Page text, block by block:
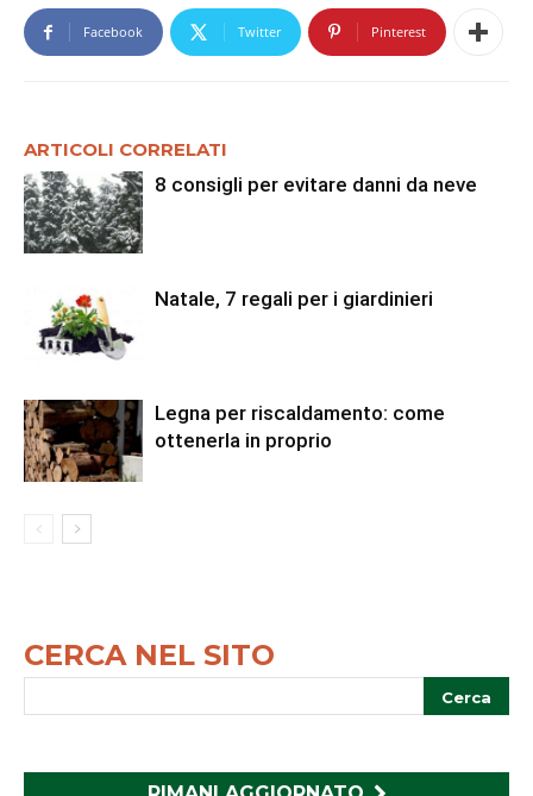
Facebook Twitter Pinterest
ARTICOLI CORRELATI
8 consigli per evitare danni da neve
Natale, 7 regali per i giardinieri
Legna per riscaldamento: come
ottenerla in proprio
CERCA NEL SITO